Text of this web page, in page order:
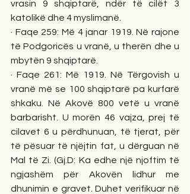
vrasin 9 shqiptarë, ndër të cilët 3
katolikë dhe 4 myslimanë.
· Faqe 259: Më 4 janar 1919. Në rajone
të Podgoricës u vranë, u therën dhe u
mbytën 9 shqiptarë.
· Faqe 261: Më 1919. Në Tërgovish u
vranë më se 100 shqiptarë pa kurfarë
shkaku. Në Akovë 800 vetë u vranë
barbarisht. U morën 46 vajza, prej të
cilavet 6 u përdhunuan, të tjerat, për
të pësuar të njëjtin fat, u dërguan në
Mal të Zi. (Gj.D: Ka edhe një njoftim të
ngjashëm për Akovën lidhur me
dhunimin e gravet. Duhet verifikuar në